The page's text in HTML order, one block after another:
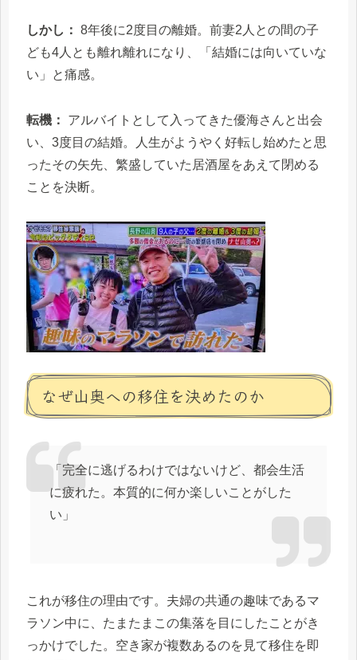
しかし： 8年後に2度目の離婚。前妻2人との間の子
ども4人とも離れ離れになり、「結婚には向いていな
い」と痛感。
転機：
アルバイトとして入ってきた優海さんと出会
い、3度目の結婚。人生がようやく好転し始めたと思
ったその矢先、繁盛していた居酒屋をあえて閉める
ことを決断。
なぜ山奥への移住を決めたのか
「完全に逃げるわけではないけど、都会生活
に疲れた。本質的に何か楽しいことがした
い」
これが移住の理由です。夫婦の共通の趣味であるマ
ラソン中に、たまたまこの集落を目にしたことがき
っかけでした。空き家が複数あるのを見て移住を即